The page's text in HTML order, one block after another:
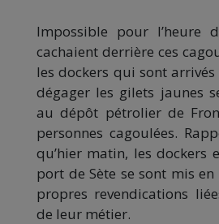
Impossible pour l’heure
cachaient derrière ces
les dockers qui sont
dégager les gilets jaunes
au dépôt pétrolier de
personnes cagoulées.
qu’hier matin, les dockers
port de Sète se sont mis
propres revendications
de leur métier.